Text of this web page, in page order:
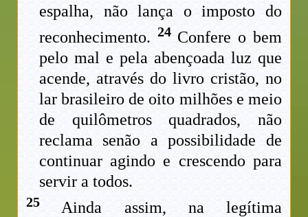
espalha, não lança o imposto do
reconhecimento. 24Confere o bem
pelo mal e pela abençoada luz que
acende, através do livro cristão, no
lar brasileiro de oito milhões e meio
de quilômetros quadrados, não
reclama senão a possibilidade de
continuar agindo e crescendo para
servir a todos.
25 Ainda assim, na legítima